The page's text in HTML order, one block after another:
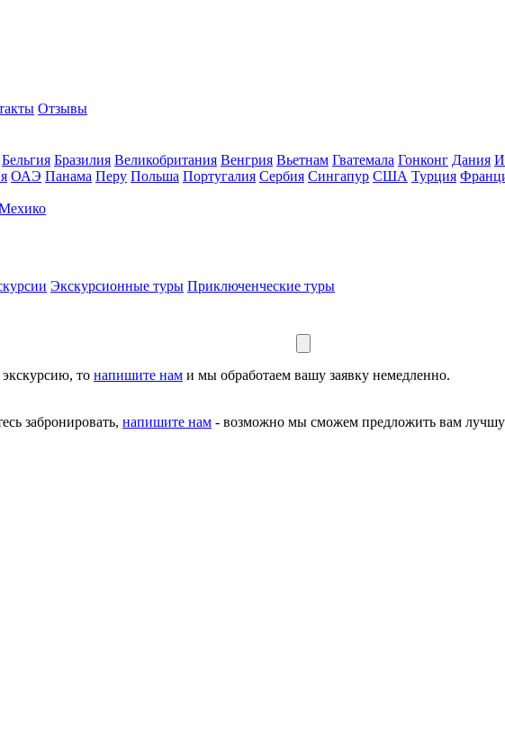
Отзывы
Бельгия Бразилия Великобритания Венгрия Вьетнам Гватемала Гонконг Дания
ОАЭ Панама Перу Польша Португалия Сербия Сингапур США Турция
Экскурсионные туры Приключенческие туры
то напишите нам и мы обработаем вашу заявку немедленно.
забронировать, напишите нам - возможно мы сможем предложить вам